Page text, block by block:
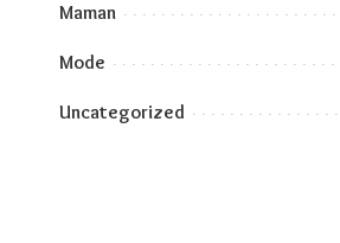
Maman
Mode
Uncategorized